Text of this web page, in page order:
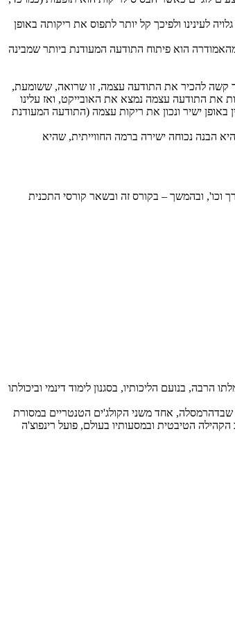
לעינינו ולפיכך קל יותר לתפוס את ריקותה באופן
הוא פיתוח התודעה המעודנת ביותר שמבינה
אך קשה להכיר את התודעה עצמה, זו שרואה, ששומעת,
את התודעה עצמה נמצא את האובייקט, ואז עלינו
ישיר ונכון את ריקות עצמה (התודעה המעודנת
הבנה נכוחה ישירה ברמה החווייתית, שהיא
וכו', ובהמשך – בקורס זה ובשאר קורסי התכנית
בנועם הליכותיו, בסגנון לימוד דינמי וביכולתו
של הדלאי לאמה. במאי 2014 מונה ג'האדו רינפוצ'ה לראש מנזר גיוטו שבדהרמסלה, אחד משני הקולג'ים הטנטריים במסורת
לפעילותו בקרב הקהילה הטיבטית ובמסעותיו בעולם, פועל רינפוצ'ה